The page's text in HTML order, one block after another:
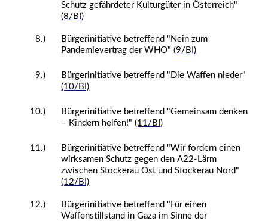
Schutz gefährdeter Kulturgüter in Österreich"
(8/BI)
8.)
Bürgerinitiative betreffend "Nein zum
Pandemievertrag der WHO"(9/BI)
9.)
Bürgerinitiative betreffend "Die Waffen nieder"
(10/BI)
10.)
Bürgerinitiative betreffend "Gemeinsam denken
– Kindern helfen!"(11/BI)
11.)
Bürgerinitiative betreffend "Wir fordern einen
wirksamen Schutz gegen den A22-Lärm
zwischen Stockerau Ost und Stockerau Nord"
(12/BI)
12.)
Bürgerinitiative betreffend "Für einen
Waffenstillstand in Gaza im Sinne der